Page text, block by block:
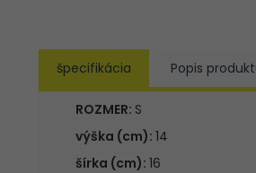
špecifikácia Popis
ROZMER: S
výška (cm): 14
šírka (cm): 16